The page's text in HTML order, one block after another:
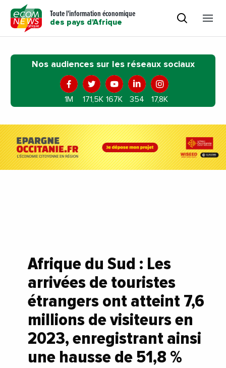
Toute l'information économique
des pays d'Afrique
Nos audiences sur les réseaux sociaux
1M 171,5K 167K 354 17,8K
Afrique du Sud : Les
arrivées de touristes
étrangers ont atteint 7,6
millions de visiteurs en
2023, enregistrant ainsi
une hausse de 51,8 %